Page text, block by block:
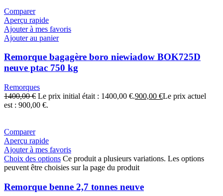
Comparer
Aperçu rapide
Ajouter à mes favoris
Ajouter au panier
Remorque bagagère boro niewiadow BOK725D
neuve ptac 750 kg
Remorques
1400,00€ Le prix initial était : 1400,00 €.900,00 €Le prix actuel
est : 900,00 €.
Comparer
Aperçu rapide
Ajouter à mes favoris
Choix des options Ce produit a plusieurs variations. Les options
peuvent être choisies sur la page du produit
Remorque benne 2,7 tonnes neuve